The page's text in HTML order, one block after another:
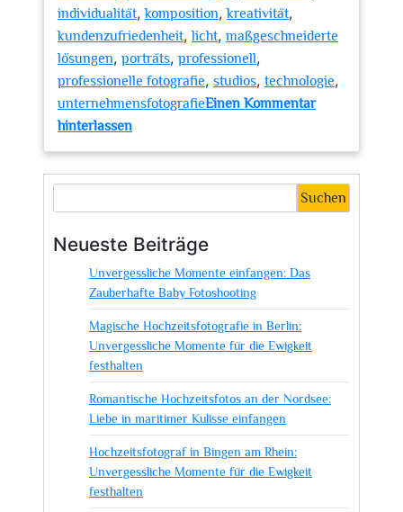
individualität,komposition,kreativität,
kundenzufriedenheit,licht, maßgeschneiderte
lösungen, porträts, professionell,
professionelle fotografie, studios, technologie,
unternehmensfotografieEinen Kommentar
hinterlassenzu
vom
Experten:
Richter
–
Ihre
erste
Wahl
für
einzigartige
Bilder
Suchen
Neueste Beiträge
Unvergessliche Momente einfangen: Das
Zauberhafte Baby Fotoshooting
Magische Hochzeitsfotografie in Berlin:
Unvergessliche Momente für die Ewigkeit
festhalten
Romantische Hochzeitsfotos an der Nordsee:
Liebe in maritimer Kulisse einfangen
Hochzeitsfotograf in Bingen am Rhein:
Unvergessliche Momente für die Ewigkeit
festhalten